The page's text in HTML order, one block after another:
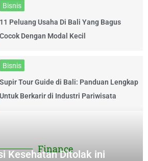
Bisnis
11 Peluang Usaha Di Bali Yang Bagus
Cocok Dengan Modal Kecil
Bisnis
Supir Tour Guide di Bali: Panduan Lengkap
Untuk Berkarir di Industri Pariwisata
Finance
Kesehatan Ditolak ini